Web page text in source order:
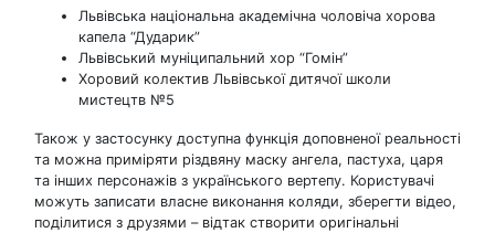
Львівська національна академічна чоловіча хорова
капела “Дударик”
Львівський муніципальний хор “Гомін”
Хоровий колектив Львівської дитячої школи
мистецтв №5
Також у застосунку доступна функція доповненої реальності
та можна приміряти різдвяну маску ангела, пастуха, царя
та інших персонажів з українського вертепу. Користувачі
можуть записати власне виконання коляди, зберегти відео,
поділитися з друзями – відтак створити оригінальні